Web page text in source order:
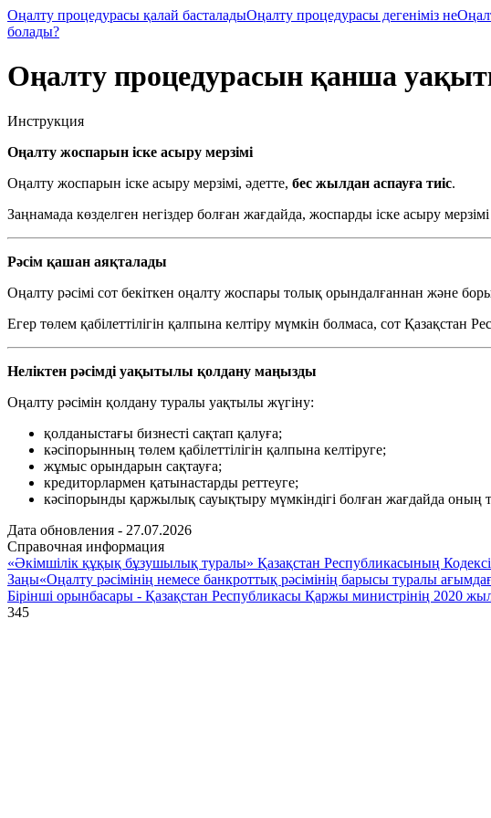
Оңалту процедурасы қалай басталадыОңалту процедурасы дегеніміз не
болады?
Оңалту процедурасын қанша
Инструкция
Оңалту жоспарын іске асыру мерзімі
Оңалту жоспарын іске асыру мерзімі, әдетте, бес жылдан аспауға тиіс.
Заңнамада көзделген негіздер болған жағдайда, жоспарды іске асыру
Рәсім қашан аяқталады
Оңалту рәсімі сот бекіткен оңалту жоспары толық орындалғаннан және
Егер төлем қабілеттілігін қалпына келтіру мүмкін болмаса, сот
Неліктен рәсімді уақытылы қолдану маңызды
Оңалту рәсімін қолдану туралы уақтылы жүгіну:
қолданыстағы бизнесті сақтап қалуға;
кәсіпорынның төлем қабілеттілігін қалпына келтіруге;
жұмыс орындарын сақтауға;
кредиторлармен қатынастарды реттеуге;
кәсіпорынды қаржылық сауықтыру мүмкіндігі болған жағдайда оның
Дата обновления - 27.07.2026
Справочная информация
«Әкімшілік құқық бұзушылық туралы» Қазақстан Республикасының
Заңы«Оңалту рәсімінің немесе банкроттық рәсімінің барысы туралы
Бірінші орынбасары - Қазақстан Республикасы Қаржы министрінің 2020
345